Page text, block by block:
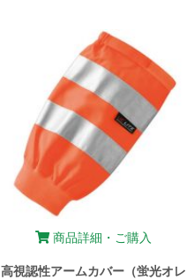
商品詳細・ご購入
高視認性アームカバー（蛍光オレ